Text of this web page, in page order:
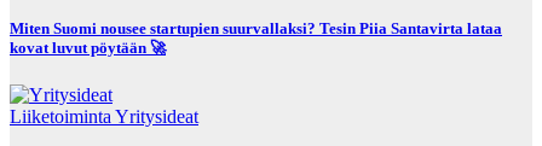
Miten Suomi nousee startupien suurvallaksi? Tesin Piia Santavirta lataa
kovat luvut pöytään 🚀
Liiketoiminta Yritysideat